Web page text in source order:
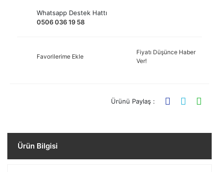
Whatsapp Destek Hattı
0506 036 19 58
Favorilerime Ekle
Fiyatı Düşünce Haber
Ver!
Ürünü Paylaş :
Ürün Bilgisi